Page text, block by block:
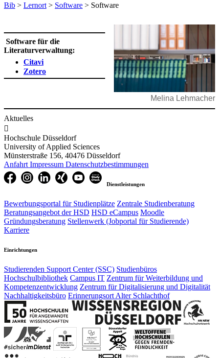
Bib > Lernort > Software > Software
​ Software für die
Literaturverwaltung:
Citavi
Zotero
Melina Lehmacher
Aktuelles

Hochschule Düsseldorf
University of Applied Sciences
Münsterstraße 156, 40476 Düsseldorf
Anfahrt Impressum Datenschutzbestimmungen
Dienstleistungen
Bewerbungsportal für Studienplätze Zentrale Studienberatung
Beratungsangebot der HSD HSD eCampus Moodle
Gründungsberatung Stellenwerk (Jobportal für Studierende)
Karriere
Einrichtungen
Studierenden Support Center (SSC) Studienbüros
Hochschulbibliothek Campus IT Zentrum für Weiterbildung und
Kompetenzentwicklung Zentrum für Digitalisierung und Digitalität
Nachhaltigkeitsbüro Erinnerungsort Alter Schlachthof